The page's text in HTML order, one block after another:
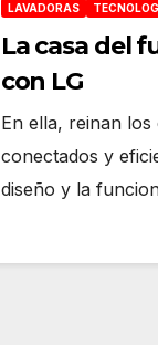
LAVADORAS
La casa del
con LG
En ella, reinan los
conectados y
diseño y la